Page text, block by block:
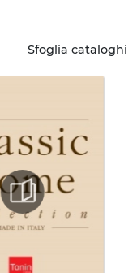
Sfoglia cataloghi